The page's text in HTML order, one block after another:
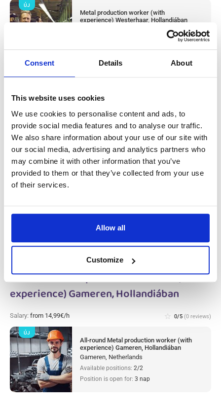
Consent Details About
This website uses cookies
We use cookies to personalise content and ads, to
provide social media features and to analyse our traffic.
We also share information about your use of our site with
our social media, advertising and analytics partners who
may combine it with other information that you’ve
provided to them or that they’ve collected from your use
of their services.
Allow all
Customize
Metal production worker (with
experience) Westerhaar, Hollandiában
Position is open for:2 nap
ÚJ
Húsüzemi termelési dolgozó & takarító
(tapasztalattal) Haarlem, Hollandiában
Salary:from 14,99€/h star_border 0/5(0 reviews)
Húsüzemi termelési dolgozó & takarító
Available positions:2/2
Position is open for:3 nap
All-round Metal production worker (with
experience) Gameren, Hollandiában
Salary: from 14,99€/h star_border 0/5 (0 reviews)
All-round Metal production worker (with
experience) Gameren, Hollandiában
Gameren, Netherlands
Available positions: 2/2
Position is open for: 3 nap
ÚJ